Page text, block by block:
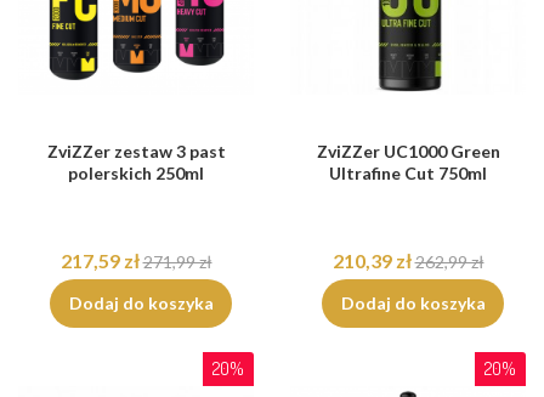
ZviZZer zestaw 3 past
polerskich 250ml
217,59 zł271,99 zł
Dodaj do koszyka
ZviZZer UC1000 Green
Ultrafine Cut 750ml
210,39 zł262,99 zł
Dodaj do koszyka
20% 20%